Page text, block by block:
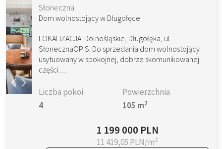
Słoneczna
Dom wolnostojący w Długołęce
LOKALIZACJA: Dolnośląskie, Długołęka, ul.
SłonecznaOPIS: Do sprzedania dom wolnostojący
usytuowany w spokojnej, dobrze skomunikowanej
części…
Liczba pokoi
4
Powierzchnia
105 m2
1 199 000 PLN
11 419,05 PLN/m2